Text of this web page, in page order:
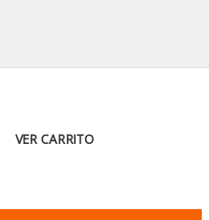
VER CARRITO